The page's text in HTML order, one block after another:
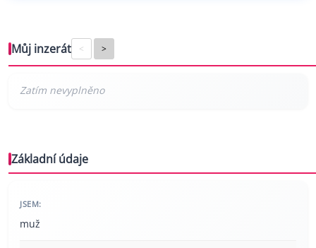
Můj inzerát < >
Základní údaje
JSEM:
muž